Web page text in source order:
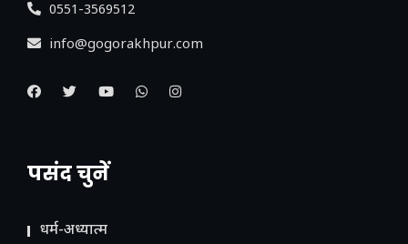
0551-3569512
info@gogorakhpur.com
पसंद चुनें
धर्म-अध्यात्म